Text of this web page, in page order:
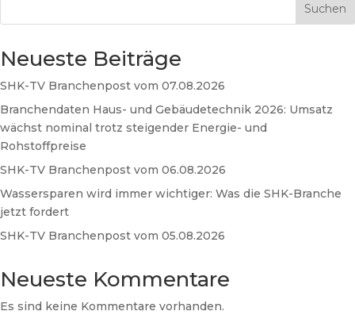
Suchen
Neueste Beiträge
SHK-TV Branchenpost vom 07.08.2026
Branchendaten Haus- und Gebäudetechnik 2026: Umsatz
wächst nominal trotz steigender Energie- und
Rohstoffpreise
SHK-TV Branchenpost vom 06.08.2026
Wassersparen wird immer wichtiger: Was die SHK-Branche
jetzt fordert
SHK-TV Branchenpost vom 05.08.2026
Neueste Kommentare
Es sind keine Kommentare vorhanden.